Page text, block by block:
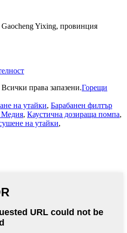
Gaocheng Yixing, провинция
права запазени.Горещи
на утайки, Барабанен филтър
, Каустична дозираща помпа,
на утайки,